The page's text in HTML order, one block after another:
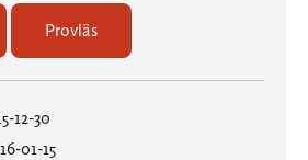
Provläs
12-30
01-15